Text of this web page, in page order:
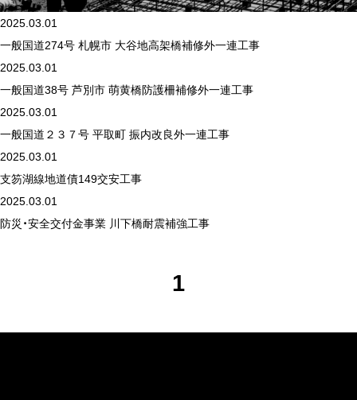
2025.03.01
一般国道274号 札幌市 大谷地高架橋補修外一連工事
2025.03.01
一般国道38号 芦別市 萌黄橋防護柵補修外一連工事
2025.03.01
一般国道２３７号 平取町 振内改良外一連工事
2025.03.01
支笏湖線地道債149交安工事
2025.03.01
防災・安全交付金事業 川下橋耐震補強工事
1